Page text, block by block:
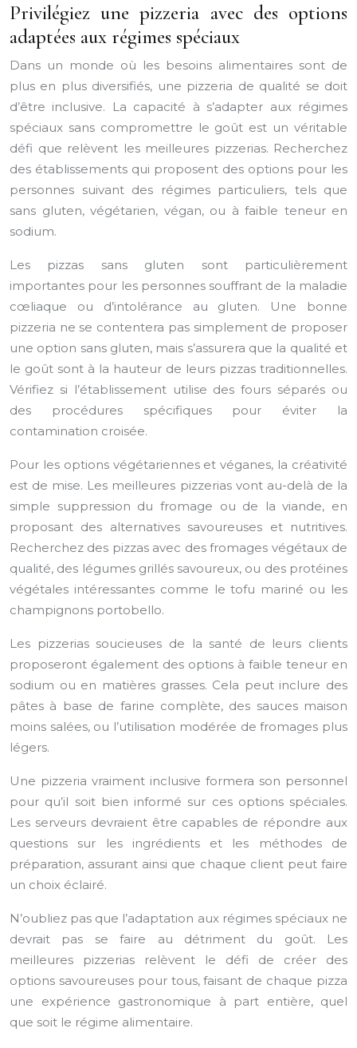
Privilégiez une pizzeria avec des options
adaptées aux régimes spéciaux
Dans un monde où les besoins alimentaires sont de
plus en plus diversifiés, une pizzeria de qualité se doit
d’être inclusive. La capacité à s’adapter aux régimes
spéciaux sans compromettre le goût est un véritable
défi que relèvent les meilleures pizzerias. Recherchez
des établissements qui proposent des options pour les
personnes suivant des régimes particuliers, tels que
sans gluten, végétarien, végan, ou à faible teneur en
sodium.
Les pizzas sans gluten sont particulièrement
importantes pour les personnes souffrant de la maladie
cœliaque ou d’intolérance au gluten. Une bonne
pizzeria ne se contentera pas simplement de proposer
une option sans gluten, mais s’assurera que la qualité et
le goût sont à la hauteur de leurs pizzas traditionnelles.
Vérifiez si l’établissement utilise des fours séparés ou
des procédures spécifiques pour éviter la
contamination croisée.
Pour les options végétariennes et véganes, la créativité
est de mise. Les meilleures pizzerias vont au-delà de la
simple suppression du fromage ou de la viande, en
proposant des alternatives savoureuses et nutritives.
Recherchez des pizzas avec des fromages végétaux de
qualité, des légumes grillés savoureux, ou des protéines
végétales intéressantes comme le tofu mariné ou les
champignons portobello.
Les pizzerias soucieuses de la santé de leurs clients
proposeront également des options à faible teneur en
sodium ou en matières grasses. Cela peut inclure des
pâtes à base de farine complète, des sauces maison
moins salées, ou l’utilisation modérée de fromages plus
légers.
Une pizzeria vraiment inclusive formera son personnel
pour qu’il soit bien informé sur ces options spéciales.
Les serveurs devraient être capables de répondre aux
questions sur les ingrédients et les méthodes de
préparation, assurant ainsi que chaque client peut faire
un choix éclairé.
N’oubliez pas que l’adaptation aux régimes spéciaux ne
devrait pas se faire au détriment du goût. Les
meilleures pizzerias relèvent le défi de créer des
options savoureuses pour tous, faisant de chaque pizza
une expérience gastronomique à part entière, quel
que soit le régime alimentaire.